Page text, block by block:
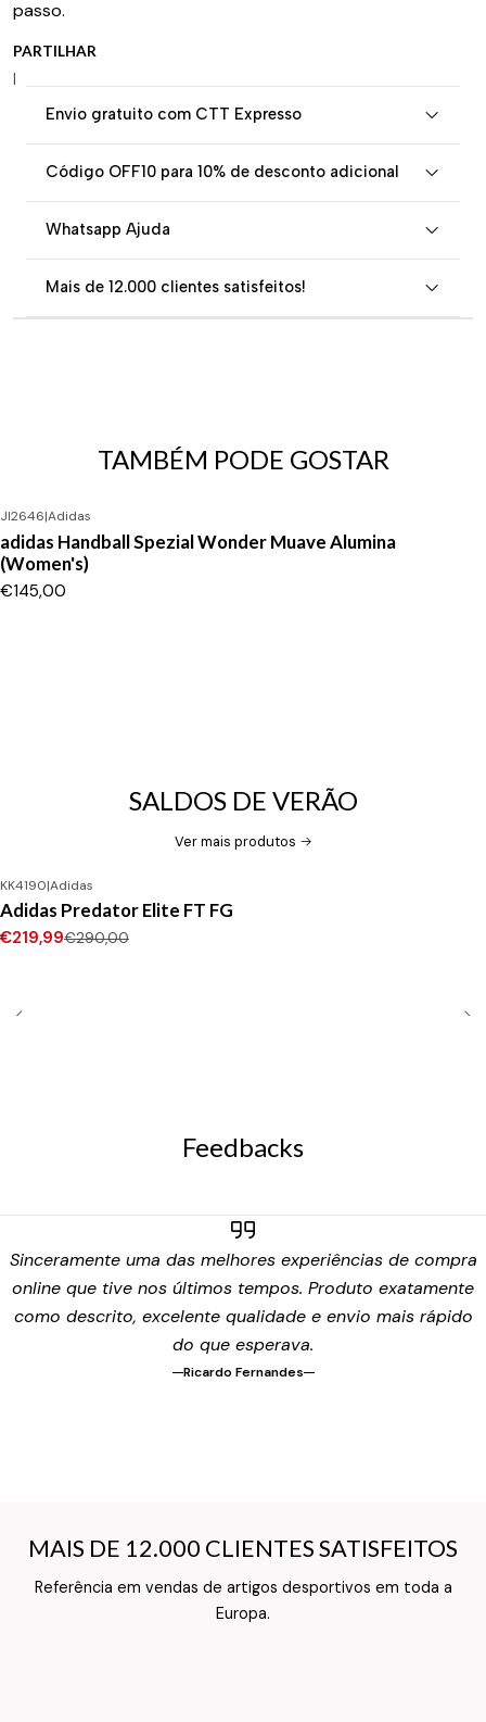
passo.
PARTILHAR
|
Envio gratuito com CTT Expresso
Código OFF10 para 10% de desconto adicional
Whatsapp Ajuda
Mais de 12.000 clientes satisfeitos!
TAMBÉM PODE GOSTAR
JI2646|Adidas
adidas Handball Spezial Wonder Muave Alumina
(Women's)
€145,00
SALDOS DE VERÃO
Ver mais produtos
-24%DESCONTO
Novo
KK4190|Adidas
Adidas Predator Elite FT FG
€219,99€290,00
Feedbacks
Sinceramente uma das melhores experiências de compra
online que tive nos últimos tempos. Produto exatamente
como descrito, excelente qualidade e envio mais rápido
do que esperava.
Ricardo Fernandes
MAIS DE 12.000 CLIENTES SATISFEITOS
Referência em vendas de artigos desportivos em toda a
Europa.
MAIS DE 12.000 CLIENTES SATISFEITOS
Texto do Verso do Cartão de Informação